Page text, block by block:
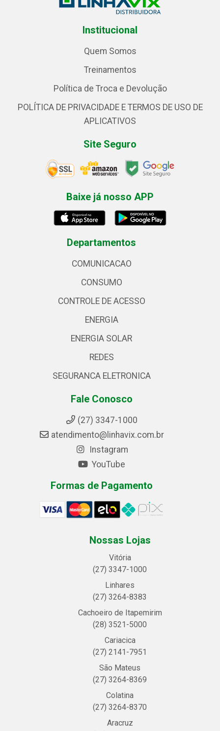
Institucional
Quem Somos
Treinamentos
Política de Troca e Devolução
POLÍTICA DE PRIVACIDADE E TERMOS DE USO DE
APLICATIVOS
Site Seguro
Baixe já nosso APP
Departamentos
COMUNICACAO
CONSUMO
CONTROLE DE ACESSO
ENERGIA
ENERGIA SOLAR
REDES
SEGURANCA ELETRONICA
Fale Conosco
(27) 3347-1000
atendimento@linhavix.com.br
Instagram
YouTube
Formas de Pagamento
Nossas Lojas
Vitória
(27) 3347-1000
Linhares
(27) 3264-8383
Cachoeiro de Itapemirim
(28) 3521-5000
Cariacica
(27) 2141-7951
São Mateus
(27) 3264-8369
Colatina
(27) 3264-8370
Aracruz